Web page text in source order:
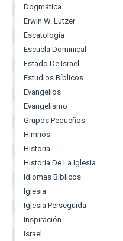
Dogmática
Erwin W. Lutzer
Escatología
Escuela Dominical
Estado De Israel
Estudios Bíblicos
Evangelios
Evangelismo
Grupos Pequeños
Himnos
Historia
Historia De La Iglesia
Idiomas Bíblicos
Iglesia
Iglesia Perseguida
Inspiración
Israel